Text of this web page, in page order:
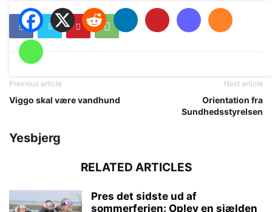
Previous article
Viggo skal være vandhund
Next article
Orientation fra
Sundhedsstyrelsen
Yesbjerg
RELATED ARTICLES
Pres det sidste ud af
sommerferien: Oplev en sjælden